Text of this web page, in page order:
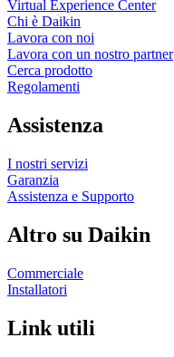
Virtual Experience Center
Chi è Daikin
Lavora con noi
Lavora con un nostro partner
Cerca prodotto
Regolamenti
Assistenza
I nostri servizi
Garanzia
Assistenza e Supporto
Altro su Daikin
Commerciale
Installatori
Link utili